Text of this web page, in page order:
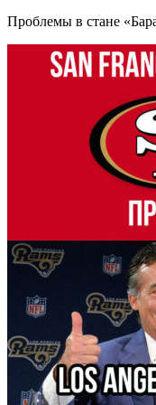
Проблемы в стане